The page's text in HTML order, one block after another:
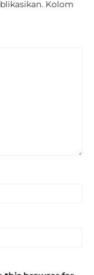
Kolom